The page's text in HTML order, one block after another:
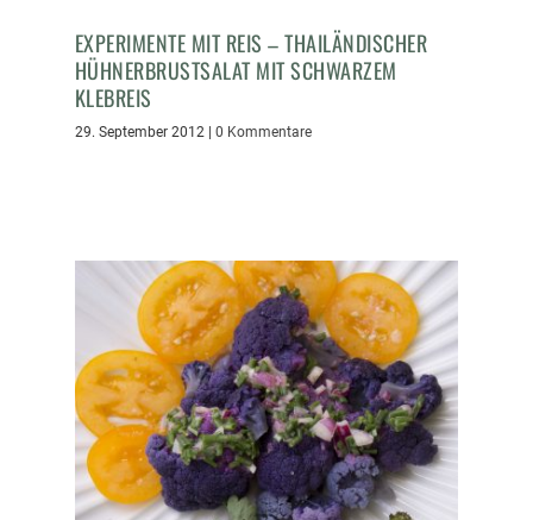
EXPERIMENTE MIT REIS – THAILÄNDISCHER
HÜHNERBRUSTSALAT MIT SCHWARZEM
KLEBREIS
29. September 2012| 0 Kommentare